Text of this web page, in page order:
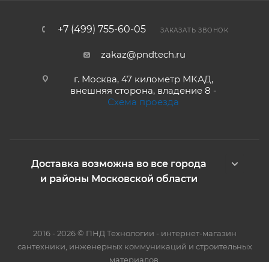
+7 (499) 755-60-05 ЗАКАЗАТЬ ЗВОНОК
zakaz@pndtech.ru
г. Москва, 47 километр МКАД,
внешняя сторона, владение 8 -
Схема проезда
Доставка возможна во все города
и районы Московской области
2016 - 2026 © ПНД Технологии - интернет-магазин
сантехники, инженерных коммуникаций и строительных
материалов.